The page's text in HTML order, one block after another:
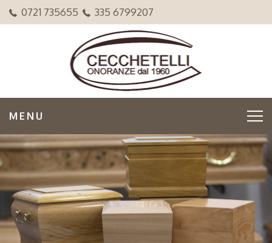
0721 735655 335 6799207
MENU